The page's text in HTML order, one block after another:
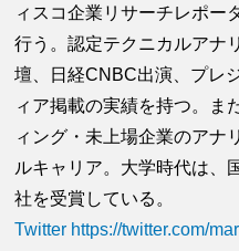
ィスコ企業リサーチレポー
行う。認定テクニカルアナ
壇、日経CNBC出演、プレ
ィア掲載の実績を持つ。ま
ィング・未上場企業のアナ
ルキャリア。大学時代は、
社を受賞している。
Twitter https://twitter.com/